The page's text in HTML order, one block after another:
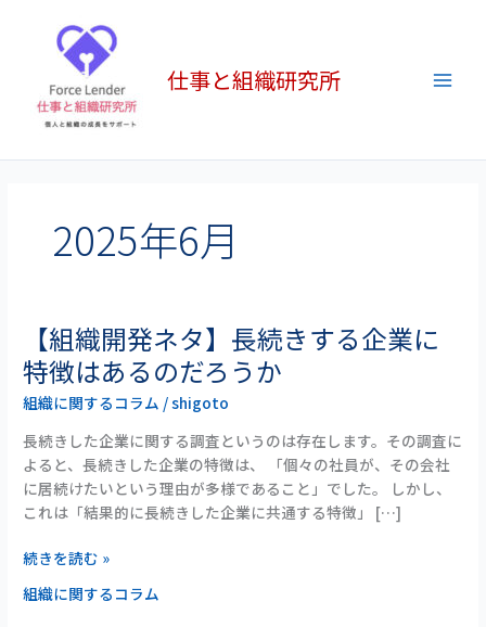
プ
仕事と組織研究所
2025年6月
【組織開発ネタ】長続きする企業に
特徴はあるのだろうか
組織に関するコラム /shigoto
長続きした企業に関する調査というのは存在します。その調査に
よると、長続きした企業の特徴は、 「個々の社員が、その会社
に居続けたいという理由が多様であること」でした。 しかし、
これは「結果的に長続きした企業に共通する特徴」 […]
【組
織
開
発
タ】
長
続
き
す
る
企
続きを読む »
組織に関するコラム